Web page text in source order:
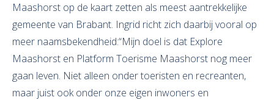
Maashorst op de kaart zetten als meest aantrekkelijke
gemeente van Brabant. Ingrid richt zich daarbij vooral op
meer naamsbekendheid:“Mijn doel is dat Explore
Maashorst en Platform Toerisme Maashorst nog meer
gaan leven. Niet alleen onder toeristen en recreanten,
maar juist ook onder onze eigen inwoners en